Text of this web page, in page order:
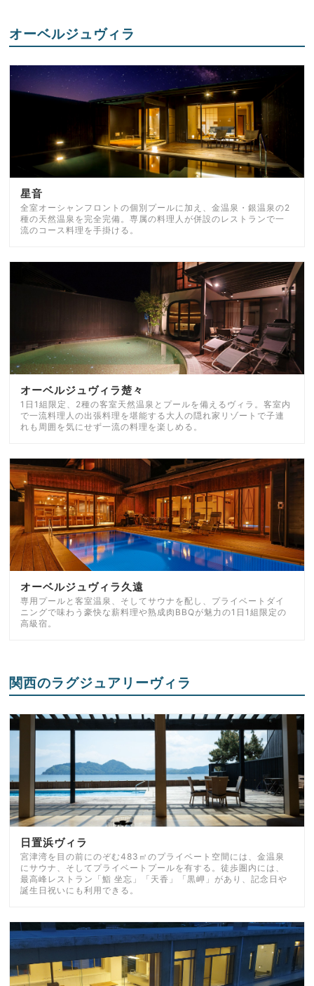
オーベルジュヴィラ
星音
全室オーシャンフロントの個別プールに加え、金温泉・銀温泉の2
種の天然温泉を完全完備。専属の料理人が併設のレストランで一
流のコース料理を手掛ける。
オーベルジュヴィラ楚々
1日1組限定、2種の客室天然温泉とプールを備えるヴィラ。客室内
で一流料理人の出張料理を堪能する大人の隠れ家リゾートで子連
れも周囲を気にせず一流の料理を楽しめる。
オーベルジュヴィラ久遠
専用プールと客室温泉、そしてサウナを配し、プライベートダイ
ニングで味わう豪快な薪料理や熟成肉BBQが魅力の1日1組限定の
高級宿。
関西のラグジュアリーヴィラ
日置浜ヴィラ
宮津湾を目の前にのぞむ483㎡のプライベート空間には、金温泉
にサウナ、そしてプライベートプールを有する。徒歩圏内には、
最高峰レストラン「鮨 坐忘」「天香」「黒岬」があり、記念日や
誕生日祝いにも利用できる。